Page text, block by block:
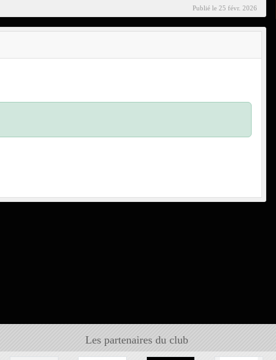
Publié le25 févr. 2026
Les partenaires du club